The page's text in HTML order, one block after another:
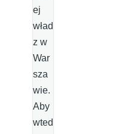
ej
wład
z w
War
sza
wie.
Aby
wted